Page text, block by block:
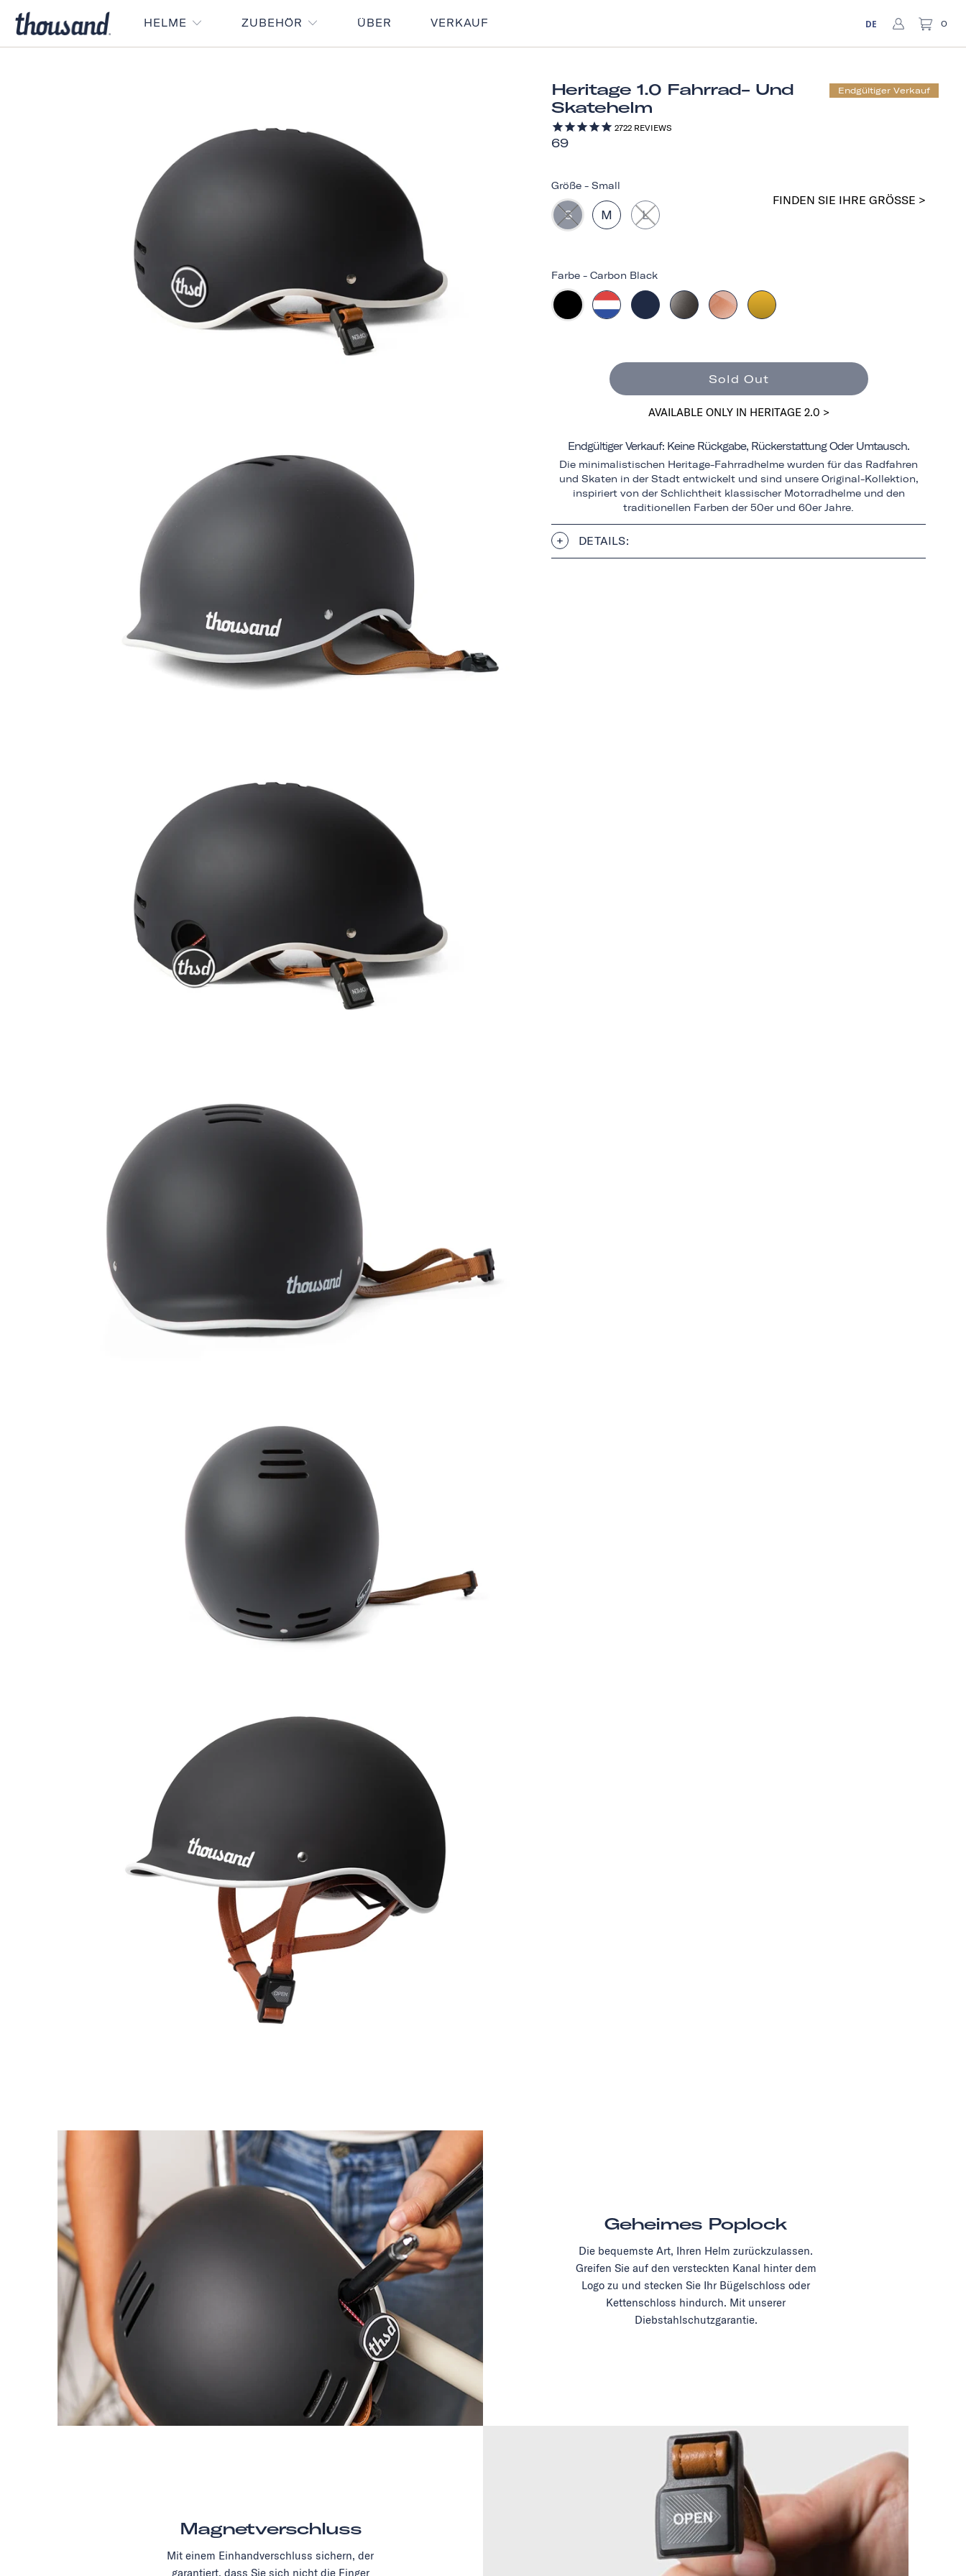
HELME ZUBEHÖR ÜBER VERKAUF DE 0
Endgültiger Verkauf
Heritage 1.0 Fahrrad- Und
Skatehelm
2722 REVIEWS
69
Farbe - Carbon Black
Größe - Small
S M L
FINDEN SIE IHRE GRÖSSE >
Sold Out
AVAILABLE ONLY IN HERITAGE 2.0 >
Endgültiger Verkauf: Keine Rückgabe, Rückerstattung Oder Umtausch.
Die minimalistischen Heritage-Fahrradhelme wurden für das Radfahren
und Skaten in der Stadt entwickelt und sind unsere Original-Kollektion,
inspiriert von der Schlichtheit klassischer Motorradhelme und den
traditionellen Farben der 50er und 60er Jahre.
DETAILS:
Geheimes Poplock
Die bequemste Art, Ihren Helm zurückzulassen.
Greifen Sie auf den versteckten Kanal hinter dem
Logo zu und stecken Sie Ihr Bügelschloss oder
Kettenschloss hindurch. Mit unserer
Diebstahlschutzgarantie.
Magnetverschluss
Mit einem Einhandverschluss sichern, der
garantiert, dass Sie sich nicht die Finger